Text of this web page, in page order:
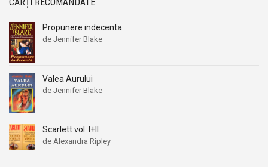
Propunere indecenta
de Jennifer Blake
Valea Aurului
de Jennifer Blake
Scarlett vol. I+II
de Alexandra Ripley